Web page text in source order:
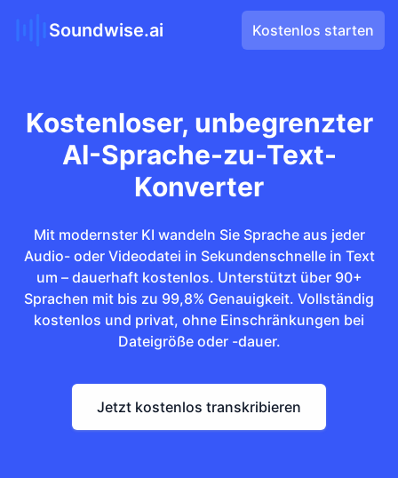
Soundwise.ai Kostenlos starten
Kostenloser, unbegrenzter
AI-Sprache-zu-Text-
Konverter
Mit modernster KI wandeln Sie Sprache aus jeder
Audio- oder Videodatei in Sekundenschnelle in Text
um – dauerhaft kostenlos. Unterstützt über 90+
Sprachen mit bis zu 99,8% Genauigkeit. Vollständig
kostenlos und privat, ohne Einschränkungen bei
Dateigröße oder -dauer.
Jetzt kostenlos transkribieren